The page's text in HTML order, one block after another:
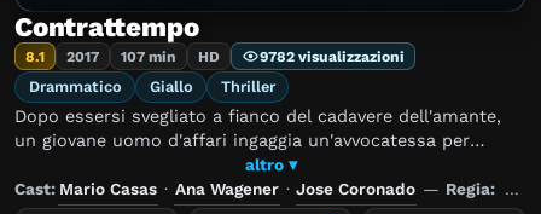
Contrattempo
8.1 2017 107 min HD 9782 visualizzazioni
Drammatico Giallo Thriller
Dopo essersi svegliato a fianco del cadavere dell'amante,
un giovane uomo d'affari ingaggia un'avvocatessa per
capire in che modo è finito tra gli indagati di omicidio.
altro ▾
Cast: Mario Casas · Ana Wagener · Jose Coronado — Regia: